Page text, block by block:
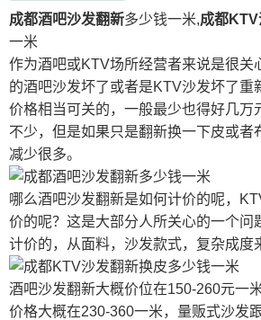
成都酒吧沙发翻新多少钱一米,成都
一米
作为酒吧或KTV场所经营者来说是很关
的酒吧沙发坏了或者是KTV沙发坏了重
价格相当可关的，一般最少也得好几万
不少，但是如果只是翻新换一下皮或者
减少很多。
哪么酒吧沙发翻新是如何计价的呢，
价的呢？这是大部分人所关心的一个问
计价的，从面料，沙发款式，复杂成度
酒吧沙发翻新大概价位在150-260元一
价格大概在230-360一米，量贩式沙发